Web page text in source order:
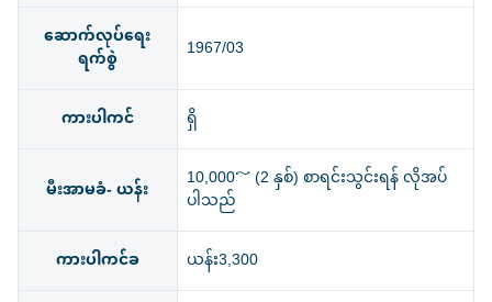
ဆောက်လုပ်ရေး
ရက်စွဲ 1967/03
ကားပါကင် ရှိ
မီးအာမခံ- ယန်း 10,000～ (2 နှစ်) စာရင်းသွင်းရန် လိုအပ်
ပါသည်
ကားပါကင်ခ
ယန်း3,300